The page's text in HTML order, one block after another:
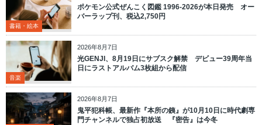
書籍・絵本
ポケモン公式ぜんこく図鑑 1996-2026が本日発売 オー
バーラップ刊、税込2,750円
2026年8月7日
音楽
光GENJI、8月19日にサブスク解禁 デビュー39周年当
日にラストアルバム3枚組から配信
2026年8月7日
鬼平犯科帳、最新作『本所の銕』が10月10日に時代劇専
門チャンネルで独占初放送 『密告』は今冬